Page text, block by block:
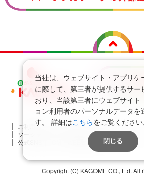
ご利用ガイド
プライバシーポリシー
ソーシャルメディアポリシー
コミュニテ
公式SNS
CM・WEB動画ギャラリー
Copyright (C) KAGOME CO., Ltd. All
当社は、ウェブサイト・アプリケ
に際して、第三者が提供するサー
おり、当該第三者にウェブサイト
ョン利用者のパーソナルデータを
す。 詳細はこちらをご覧ください
閉じる